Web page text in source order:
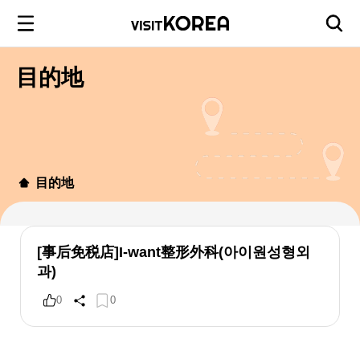
目的地
目的地
[事后免税店]I-want整形外科(아이원성형외
과)
0 0